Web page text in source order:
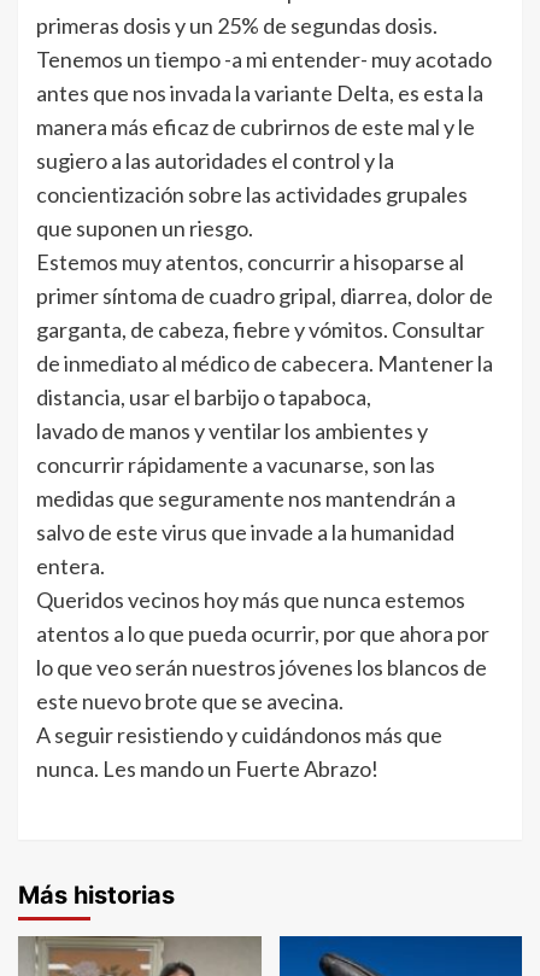
primeras dosis y un 25% de segundas dosis.
Tenemos un tiempo -a mi entender- muy acotado
antes que nos invada la variante Delta, es esta la
manera más eficaz de cubrirnos de este mal y le
sugiero a las autoridades el control y la
concientización sobre las actividades grupales
que suponen un riesgo.
Estemos muy atentos, concurrir a hisoparse al
primer síntoma de cuadro gripal, diarrea, dolor de
garganta, de cabeza, fiebre y vómitos. Consultar
de inmediato al médico de cabecera. Mantener la
distancia, usar el barbijo o tapaboca,
lavado de manos y ventilar los ambientes y
concurrir rápidamente a vacunarse, son las
medidas que seguramente nos mantendrán a
salvo de este virus que invade a la humanidad
entera.
Queridos vecinos hoy más que nunca estemos
atentos a lo que pueda ocurrir, por que ahora por
lo que veo serán nuestros jóvenes los blancos de
este nuevo brote que se avecina.
A seguir resistiendo y cuidándonos más que
nunca. Les mando un Fuerte Abrazo!
Más historias